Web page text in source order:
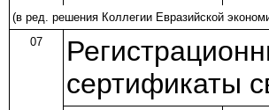
(в ред. решенияКоллегии Евразийской
07
сертификаты